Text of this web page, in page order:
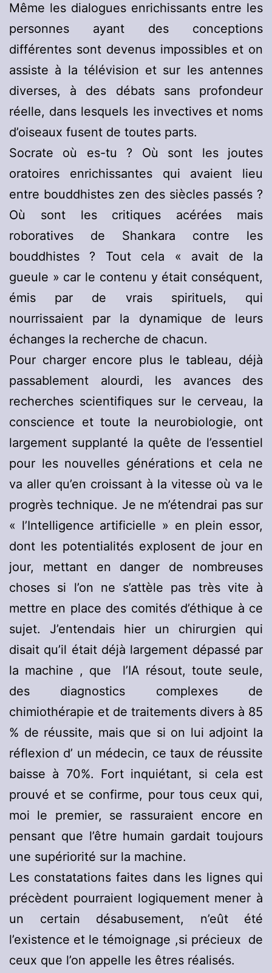
Même les dialogues enrichissants entre les
personnes ayant des conceptions
différentes sont devenus impossibles et on
assiste à la télévision et sur les antennes
diverses, à des débats sans profondeur
réelle, dans lesquels les invectives et noms
d’oiseaux fusent de toutes parts.
Socrate où es-tu ? Où sont les joutes
oratoires enrichissantes qui avaient lieu
entre bouddhistes zen des siècles passés ?
Où sont les critiques acérées mais
roboratives de Shankara contre les
bouddhistes ? Tout cela « avait de la
gueule » car le contenu y était conséquent,
émis par de vrais spirituels, qui
nourrissaient par la dynamique de leurs
échanges la recherche de chacun.
Pour charger encore plus le tableau, déjà
passablement alourdi, les avances des
recherches scientifiques sur le cerveau, la
conscience et toute la neurobiologie, ont
largement supplanté la quête de l’essentiel
pour les nouvelles générations et cela ne
va aller qu’en croissant à la vitesse où va le
progrès technique. Je ne m’étendrai pas sur
« l’Intelligence artificielle » en plein essor,
dont les potentialités explosent de jour en
jour, mettant en danger de nombreuses
choses si l’on ne s’attèle pas très vite à
mettre en place des comités d’éthique à ce
sujet. J’entendais hier un chirurgien qui
disait qu’il était déjà largement dépassé par
la machine , que l’IA résout, toute seule,
des diagnostics complexes de
chimiothérapie et de traitements divers à 85
% de réussite, mais que si on lui adjoint la
réflexion d’ un médecin, ce taux de réussite
baisse à 70%. Fort inquiétant, si cela est
prouvé et se confirme, pour tous ceux qui,
moi le premier, se rassuraient encore en
pensant que l’être humain gardait toujours
une supériorité sur la machine.
Les constatations faites dans les lignes qui
précèdent pourraient logiquement mener à
un certain désabusement, n’eût été
l’existence et le témoignage ,si précieux de
ceux que l’on appelle les êtres réalisés.